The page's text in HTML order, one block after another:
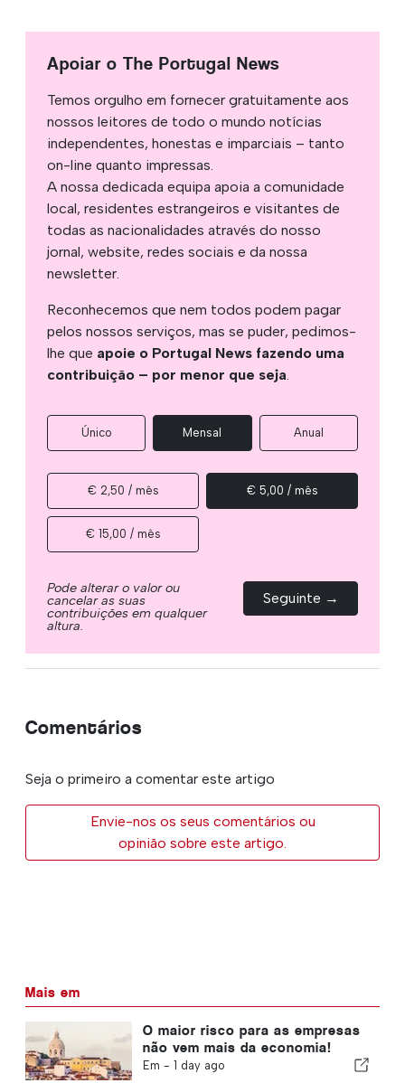
Apoiar o The Portugal News
Temos orgulho em fornecer gratuitamente aos
nossos leitores de todo o mundo notícias
independentes, honestas e imparciais – tanto
on-line quanto impressas.
A nossa dedicada equipa apoia a comunidade
local, residentes estrangeiros e visitantes de
todas as nacionalidades através do nosso
jornal, website, redes sociais e da nossa
newsletter.
Reconhecemos que nem todos podem pagar
pelos nossos serviços, mas se puder, pedimos-
lhe que apoie o Portugal News fazendo uma
contribuição – por menor que seja.
Único Mensal Anual
€ 2,50 / mês € 5,00 / mês
€ 15,00 / mês
Pode alterar o valor ou
cancelar as suas
contribuições em qualquer
altura.
Seguinte →
Comentários
Seja o primeiro a comentar este artigo
Envie-nos os seus comentários ou
opinião sobre este artigo.
Mais em
O maior risco para as empresas
não vem mais da economia!
Em - 1 day ago